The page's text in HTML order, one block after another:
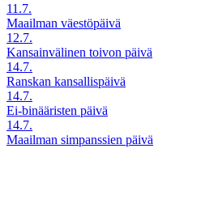
11.7.
Maailman väestöpäivä
12.7.
Kansainvälinen toivon päivä
14.7.
Ranskan kansallispäivä
14.7.
Ei-binääristen päivä
14.7.
Maailman simpanssien päivä